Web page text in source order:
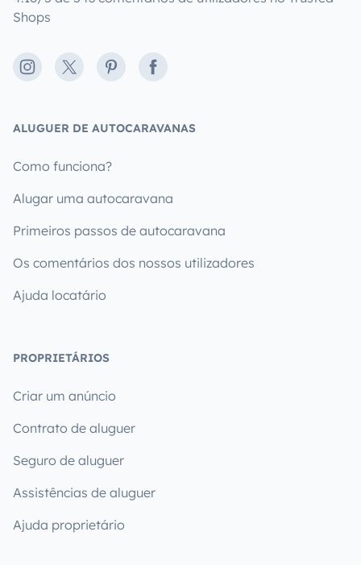
Shops
Instagram
X PinterestFacebook
ALUGUER DE AUTOCARAVANAS
Como funciona?
Alugar uma autocaravana
Primeiros passos de autocaravana
Os comentários dos nossos utilizadores
Ajuda locatário
PROPRIETÁRIOS
Criar um anúncio
Contrato de aluguer
Seguro de aluguer
Assistências de aluguer
Ajuda proprietário